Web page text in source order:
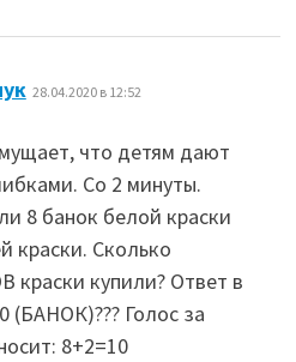
28.04.2020 в 12:52
что детям дают
Со 2 минуты.
8 банок белой краски
краски. Сколько
купили? Ответ в
(БАНОК)??? Голос за
8+2=10